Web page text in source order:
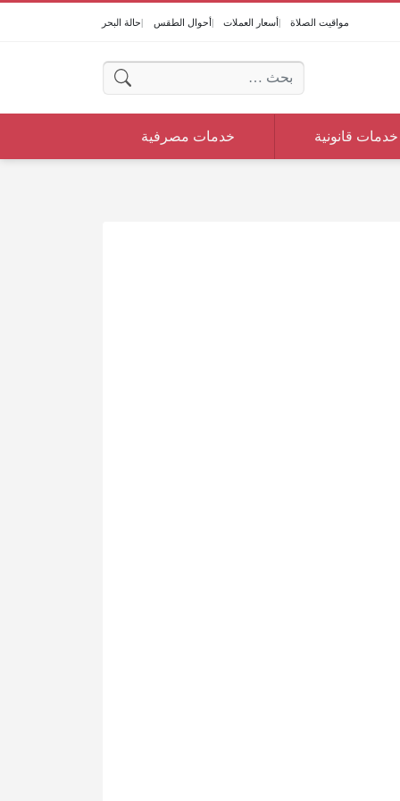
مواقيت الصلاة أسعار العملات أحوال الطقس حالة البحر
البحث عن:
خدمات قانونية خدمات مصرفية